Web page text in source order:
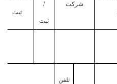
شرکت /
ثبت
ثبت
تلفن